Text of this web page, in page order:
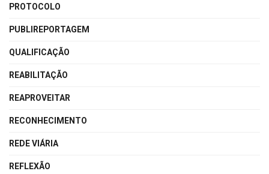
PROTOCOLO
PUBLIREPORTAGEM
QUALIFICAÇÃO
REABILITAÇÃO
REAPROVEITAR
RECONHECIMENTO
REDE VIÁRIA
REFLEXÃO